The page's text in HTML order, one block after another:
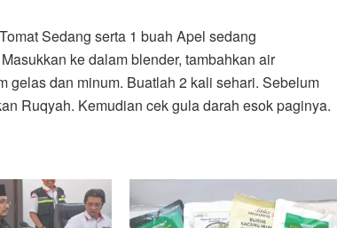
Sedang serta 1 buah Apel sedang
ke dalam blender, tambahkan air
gelas dan minum. Buatlah 2 kali sehari. Sebelum
Ruqyah. Kemudian cek gula darah esok paginya.